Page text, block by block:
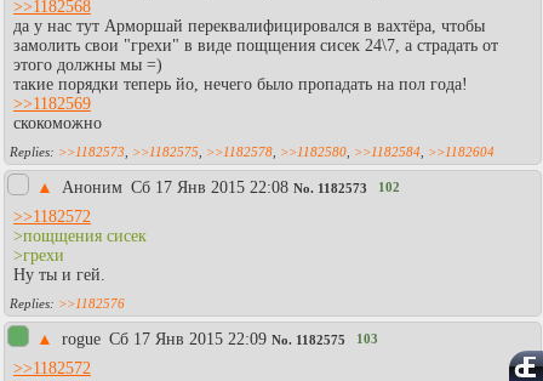
>>1182568
да у нас тут Арморшай переквалифицировался в вахтёра, чтобы
замолить свои "грехи" в виде пощщения сисек 24\7, а страдать от
этого должны мы =)
такие порядки теперь йо, нечего было пропадать на пол года!
>>1182569
скокоможно
>>1182573 >>1182575 >>1182578 >>1182580 >>1182584 >>1182604
▲ Аноним Сб 17 Янв 2015 22:08 No. 1182573 102
>>1182572
>пощщения сисек
>грехи
Ну ты и гей.
>>1182576
▲ rogue Сб 17 Янв 2015 22:09 No. 1182575 103
>>1182572